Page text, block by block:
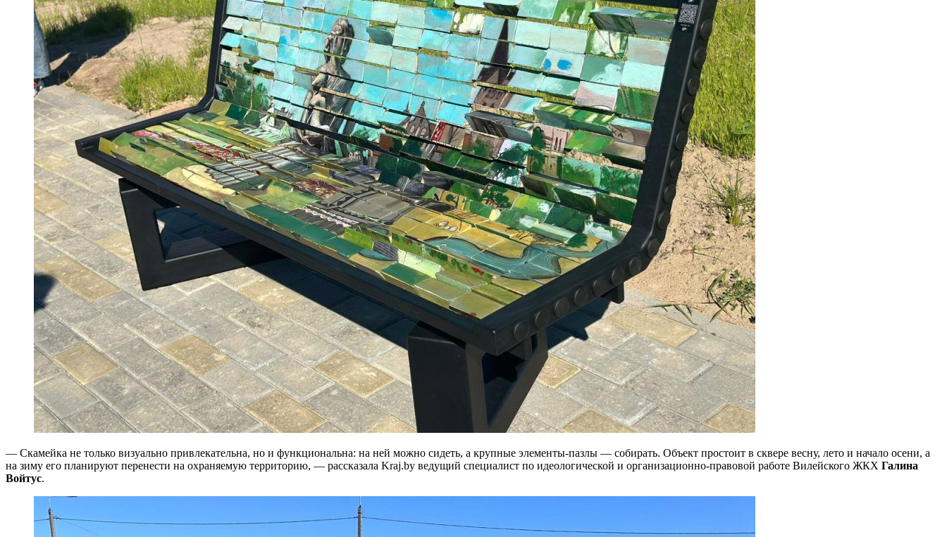
— Скамейка не только визуально привлекательна, но и функциональна: на ней можно сидеть, а крупные элементы-пазлы — собирать. Объект простоит в сквере весну, лето и начало осени, а
на зиму его планируют перенести на охраняемую территорию, — рассказала Kraj.by ведущий специалист по идеологической и организационно-правовой работе Вилейского ЖКХ Галина
Войтус.